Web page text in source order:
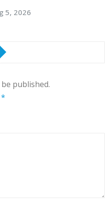
5, 2026
published.
*